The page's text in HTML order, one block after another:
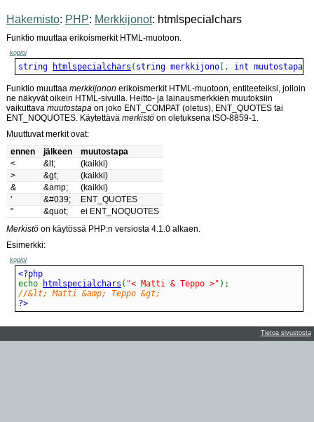
Hakemisto: PHP: Merkkijonot: htmlspecialchars
Funktio muuttaa erikoismerkit HTML-muotoon.
kopioi
string htmlspecialchars ( string merkkijono , int muutostapa
Funktio muuttaa merkkijonon erikoismerkit HTML-muotoon, entiteeteiksi, jolloin
ne näkyvät oikein HTML-sivulla. Heitto- ja lainausmerkkien muutoksiin
vaikuttava muutostapa on joko ENT_COMPAT (oletus), ENT_QUOTES tai
ENT_NOQUOTES. Käytettävä merkistö on oletuksena ISO-8859-1.
Muuttuvat merkit ovat:
ennen
jälkeen
muutostapa
<
&lt;
(kaikki)
>
&gt;
(kaikki)
&
&amp;
(kaikki)
'
&#039;
ENT_QUOTES
"
&quot;
ei ENT_NOQUOTES
Merkistö on käytössä PHP:n versiosta 4.1.0 alkaen.
Esimerkki:
kopioi
echo
htmlspecialchars ( "< Matti & Teppo >" ) ;
//&lt; Matti &amp; Teppo &gt;
?>
Tietoa sivustosta